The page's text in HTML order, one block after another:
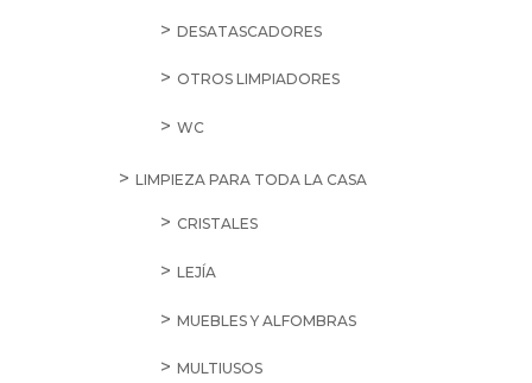
DESATASCADORES
OTROS LIMPIADORES
WC
LIMPIEZA PARA TODA LA CASA
CRISTALES
LEJÍA
MUEBLES Y ALFOMBRAS
MULTIUSOS